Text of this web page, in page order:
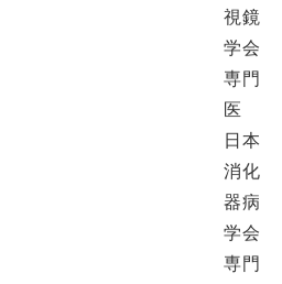
視鏡
学会
専門
医
日本
消化
器病
学会
専門